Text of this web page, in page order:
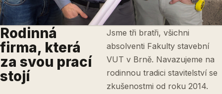
Rodinná
firma, která
za svou prací
stojí
Jsme tři bratři, všichni
absolventi Fakulty stavební
VUT v Brně. Navazujeme na
rodinnou tradici stavitelství se
zkušenostmi od roku 2014.